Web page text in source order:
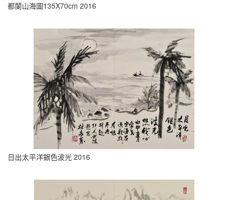
都蘭山海圖135X70cm 2016
日出太平洋銀色波光 2016